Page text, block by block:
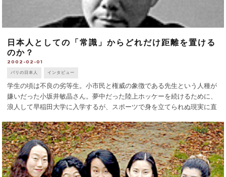
日本人としての「常識」からどれだけ距離を置ける
のか？
2002-02-01
パリの日本人 インタビュー
学生の頃は不良の劣等生。小市民と権威の象徴である先生という人種が
嫌いだった小坂井敏晶さん。夢中だった陸上ホッケーを続けるために、
浪人して早稲田大学に入学するが、スポーツで身を立てられぬ現実に直
る。世界の空気を存分に吸 [...]